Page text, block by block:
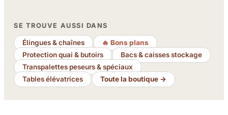
SE TROUVE AUSSI DANS
Élingues & chaînes
🔥 Bons plans
Protection quai & butoirs
Bacs & caisses stockage
Transpalettes peseurs & spéciaux
Tables élévatrices
Toute la boutique →